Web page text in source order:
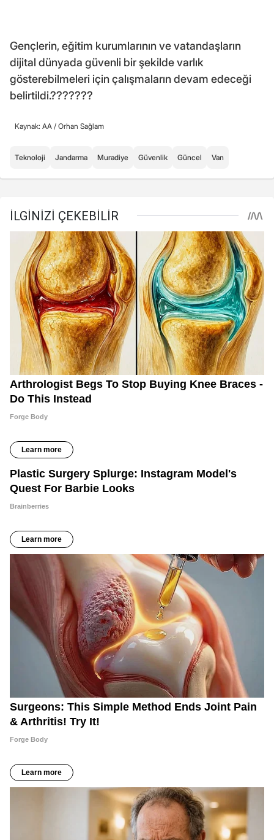
Gençlerin, eğitim kurumlarının ve vatandaşların
dijital dünyada güvenli bir şekilde varlık
gösterebilmeleri için çalışmaların devam edeceği
belirtildi.???????
Kaynak: AA / Orhan Sağlam
Teknoloji Jandarma Muradiye Güvenlik Güncel Van